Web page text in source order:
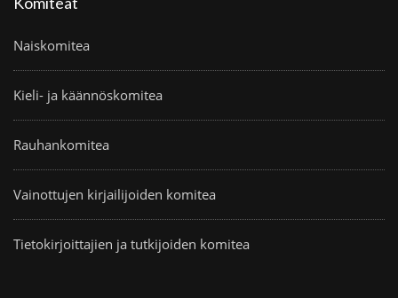
Naiskomitea
Kieli- ja käännöskomitea
Rauhankomitea
Vainottujen kirjailijoiden komitea
Tietokirjoittajien ja tutkijoiden komitea